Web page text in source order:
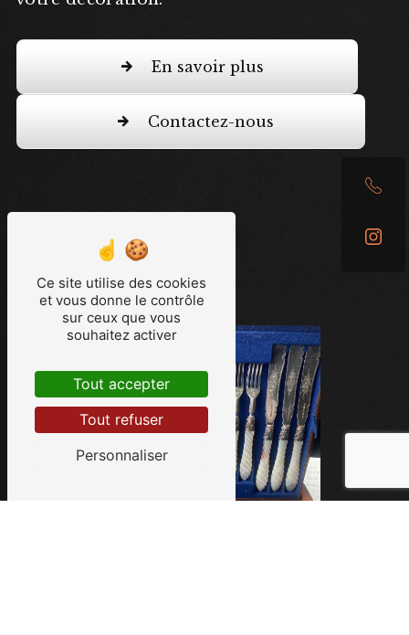
En savoir plus
Contactez-nous
Ce site utilise des cookies
et vous donne le contrôle
sur ceux que vous
souhaitez activer
Tout accepter
Tout refuser
Personnaliser